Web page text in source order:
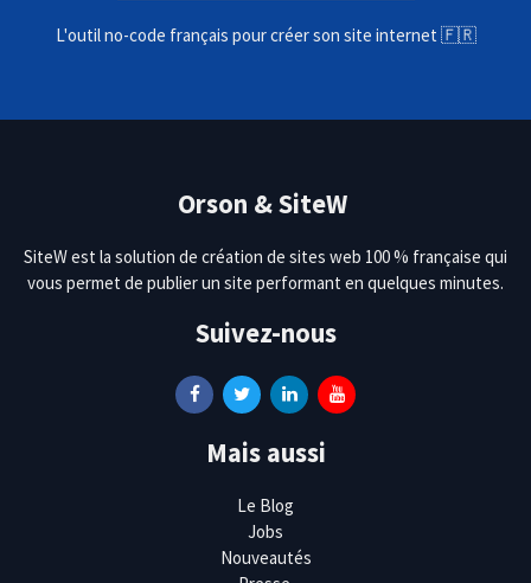
L'outil no-code français pour créer son site internet 🇫🇷
Orson & SiteW
SiteW est la solution de création de sites web 100 % française qui
vous permet de publier un site performant en quelques minutes.
Suivez-nous
Mais aussi
Le Blog
Jobs
Nouveautés